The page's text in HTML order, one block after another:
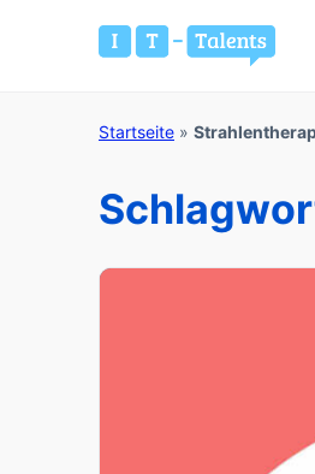
Startseite »